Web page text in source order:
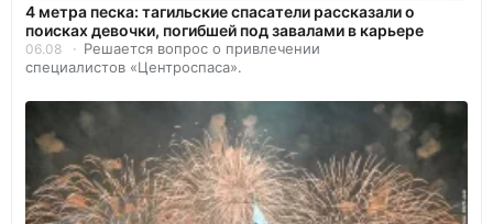
4 метра песка: тагильские спасатели рассказали о
поисках девочки, погибшей под завалами в карьере
06.08
Решается вопрос о привлечении
специалистов «Центроспаса».